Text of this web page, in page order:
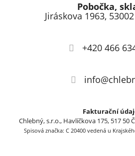
Pobočka,
Jiráskova 1963,
+420 466
Fakturační
Chlebný, s.r.o., Havlíčkova 175, 517 50
Spisová značka: C 20400 vedená u